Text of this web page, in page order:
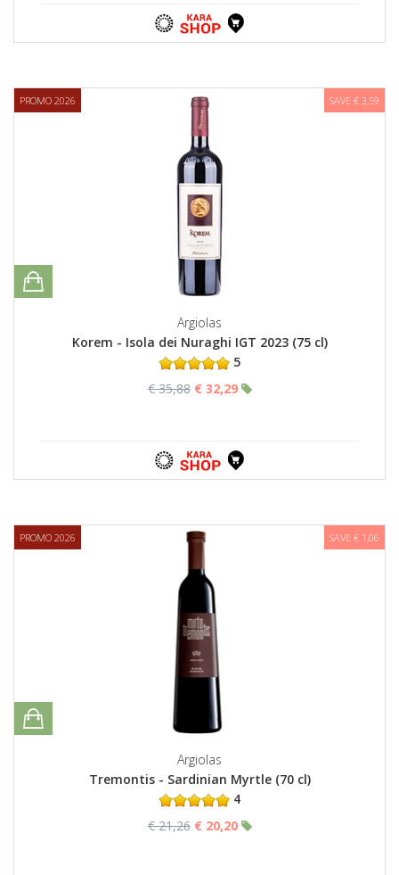
PROMO 2026 SAVE € 3,59
Argiolas
Korem - Isola dei Nuraghi IGT 2023 (75 cl)
5
€ 35,88 € 32,29
PROMO 2026 SAVE € 1,06
Argiolas
Tremontis - Sardinian Myrtle (70 cl)
4
€ 21,26 € 20,20